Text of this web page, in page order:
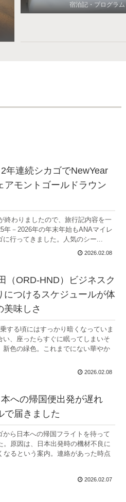
宿泊記・プログラム
年連続シカゴでNewYear
アモントゴールドラウン
終わりましたので、旅行記内容を一
年－2026年の年末年始もANAマイレ
行ってきました。人気のシー...
2026.02.08
（ORD-HND）ビジネスク
につけるスケジュールが体
美味しさ
する頃にはすっかり暗くなっていま
、座ったらすぐに眠ってしまいそ
色の緑色。これまでにない華やか
2026.02.08
への帰国便出発が遅れ
で届きました
ら日本への帰国フライトを待って
原因は、日本出発時の機材不良に
るという案内。連絡があった時点
2026.02.07